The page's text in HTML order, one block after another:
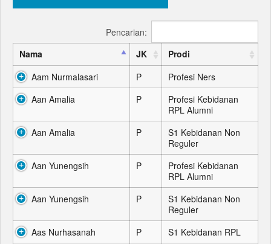
Pencarian:
Nama
JK
Prodi
Aam Nurmalasari
P
Profesi Ners
Aan Amalia
P
Profesi Kebidanan
RPL Alumni
Aan Amalia
P
S1 Kebidanan Non
Reguler
Aan Yunengsih
P
Profesi Kebidanan
RPL Alumni
Aan Yunengsih
P
S1 Kebidanan Non
Reguler
Aas Nurhasanah
P
S1 Kebidanan RPL